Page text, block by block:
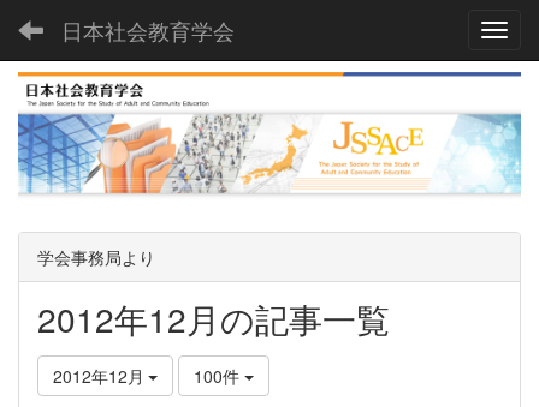
日本社会教育学会
学会事務局より
2012年12月の記事一覧
2012年12月 100件